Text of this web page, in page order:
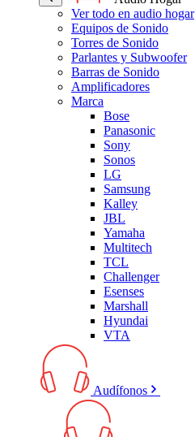
Ver todo en audio hogar
Equipos de Sonido
Torres de Sonido
Parlantes y Subwoofer
Barras de Sonido
Amplificadores
Marca
Bose
Panasonic
Sony
Sonos
LG
Samsung
Kalley
JBL
Yamaha
Multitech
TCL
Challenger
Esenses
Marshall
Hyundai
VTA
Audífonos